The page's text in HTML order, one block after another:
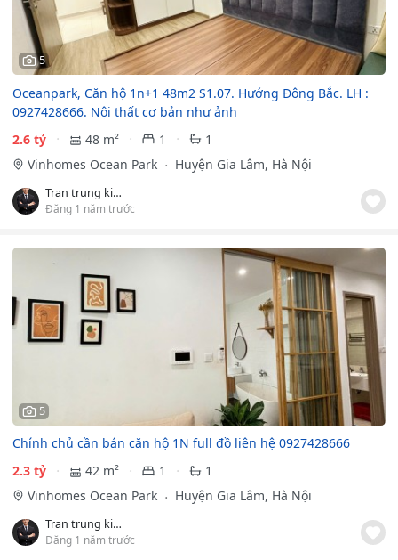
5
Oceanpark, Căn hộ 1n+1 48m2 S1.07. Hướng Đông Bắc. LH :
0927428666. Nội thất cơ bản như ảnh
2.6 tỷ
48 m² 1
1
Vinhomes Ocean Park
Huyện Gia Lâm, Hà Nội
Tran trung kiên
Đăng 1 năm trước
5
Chính chủ cần bán căn hộ 1N full đồ liên hệ 0927428666
2.3 tỷ
42 m² 1
1
Vinhomes Ocean Park
Huyện Gia Lâm, Hà Nội
Tran trung kiên
Đăng 1 năm trước